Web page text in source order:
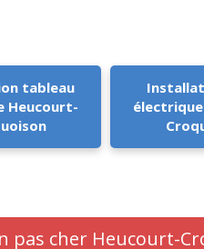
tableau
Heucourt-
pas cher Heucourt-